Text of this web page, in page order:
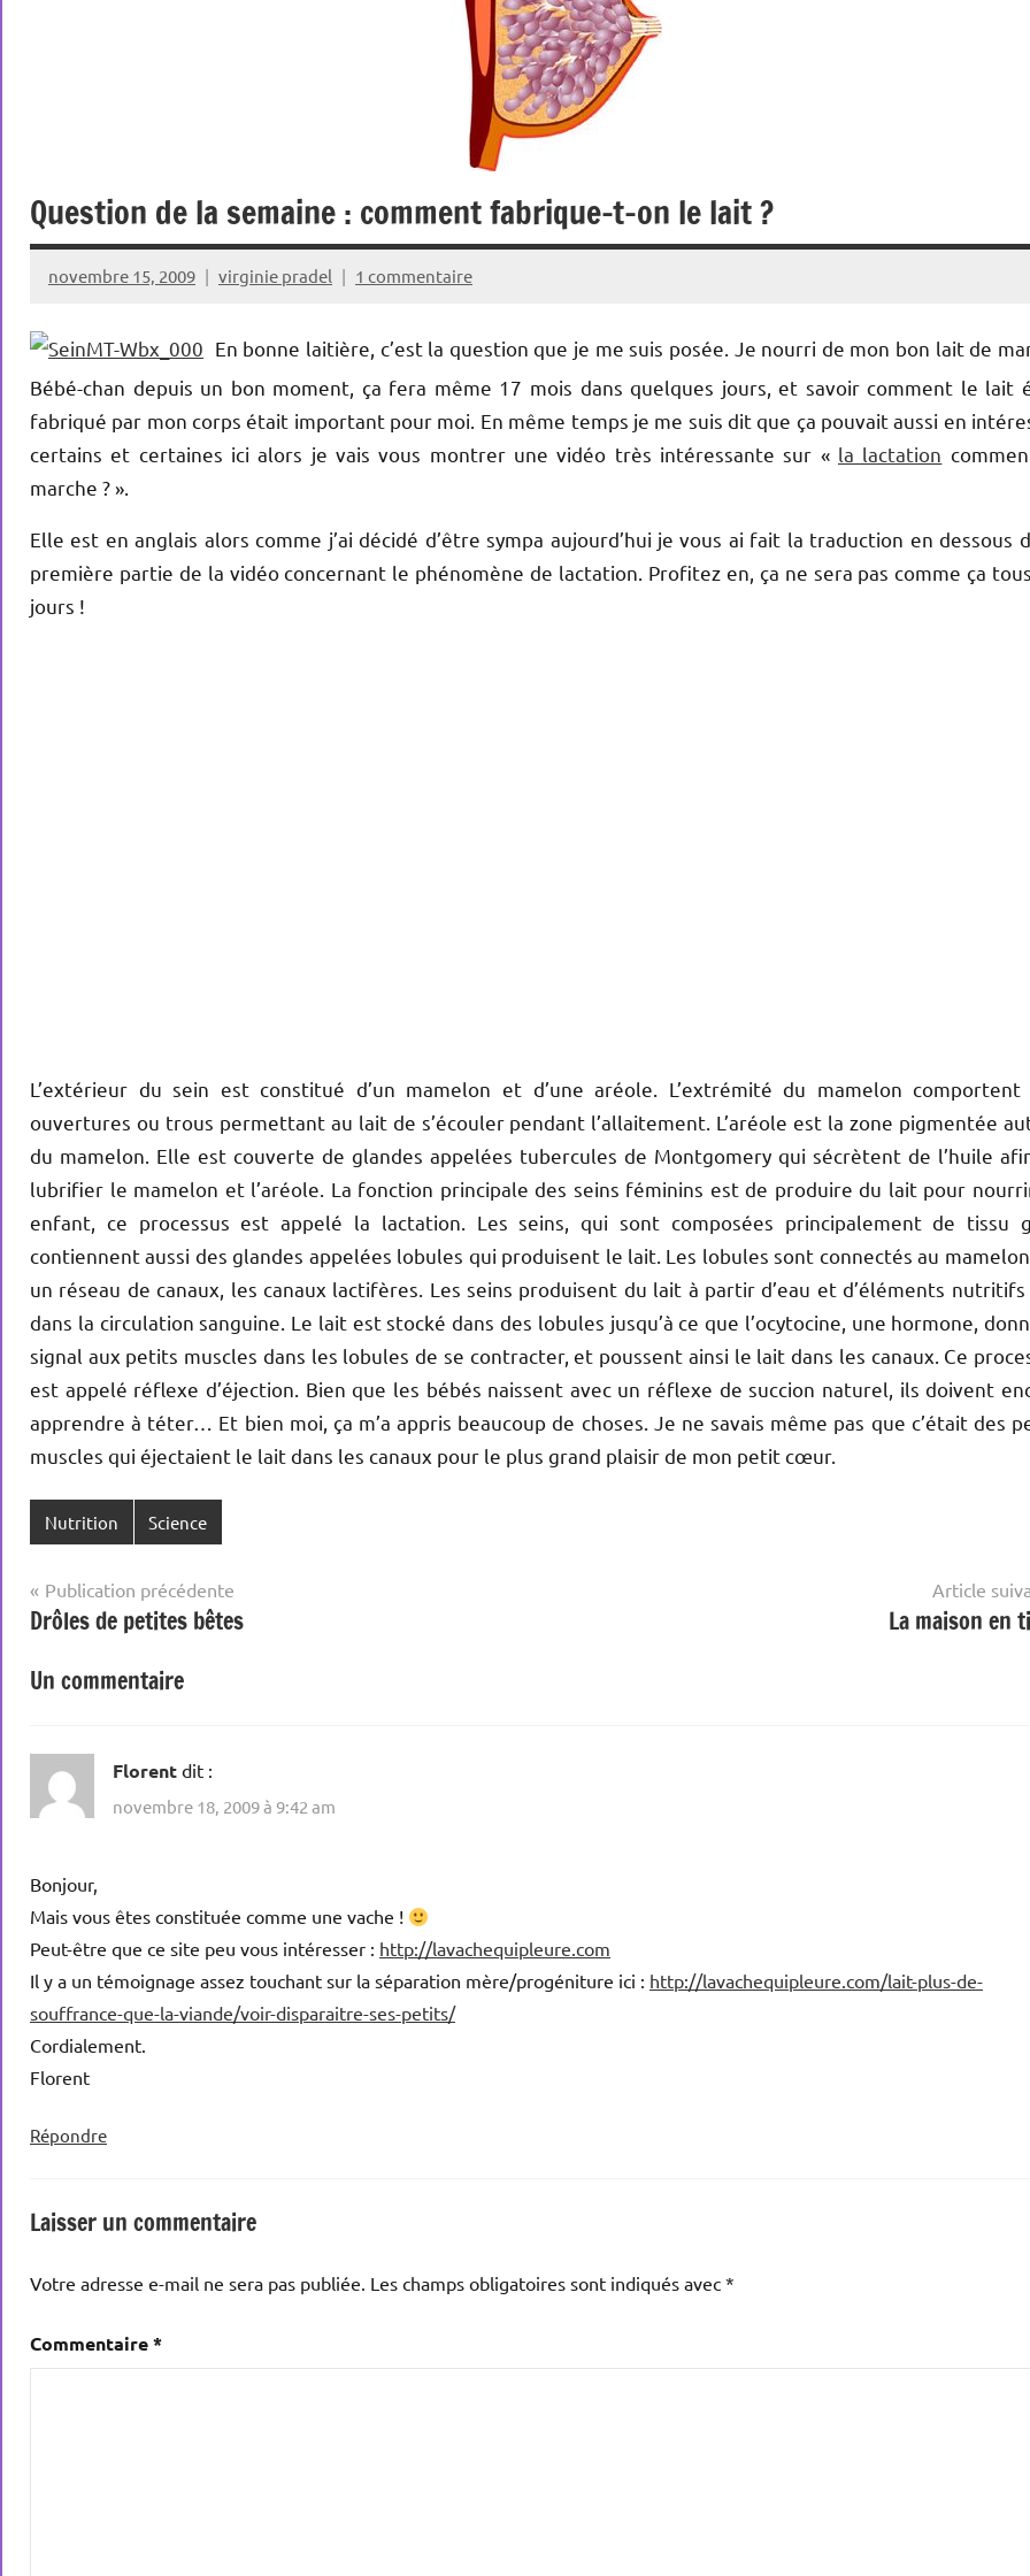
Question de la semaine : comment fabrique-t-on le lait ?
novembre 15, 2009 virginie pradel 1 commentaire
En bonne laitière, c’est la question que je me suis posée. Je nourri de mon bon lait de
Bébé-chan depuis un bon moment, ça fera même 17 mois dans quelques jours, et savoir comment le lait
fabriqué par mon corps était important pour moi. En même temps je me suis dit que ça pouvait aussi en
certains et certaines ici alors je vais vous montrer une vidéo très intéressante sur « la lactation
marche ? ».
Elle est en anglais alors comme j’ai décidé d’être sympa aujourd’hui je vous ai fait la traduction en dessous
première partie de la vidéo concernant le phénomène de lactation. Profitez en, ça ne sera pas comme ça
jours !
L’extérieur du sein est constitué d’un mamelon et d’une aréole. L’extrémité du mamelon comportent
ouvertures ou trous permettant au lait de s’écouler pendant l’allaitement. L’aréole est la zone pigmentée
du mamelon. Elle est couverte de glandes appelées tubercules de Montgomery qui sécrètent de l’huile
lubrifier le mamelon et l’aréole. La fonction principale des seins féminins est de produire du lait pour
enfant, ce processus est appelé la lactation. Les seins, qui sont composées principalement de tissu
contiennent aussi des glandes appelées lobules qui produisent le lait. Les lobules sont connectés au
un réseau de canaux, les canaux lactifères. Les seins produisent du lait à partir d’eau et d’éléments nutritifs
dans la circulation sanguine. Le lait est stocké dans des lobules jusqu’à ce que l’ocytocine, une hormone,
signal aux petits muscles dans les lobules de se contracter, et poussent ainsi le lait dans les canaux. Ce
est appelé réflexe d’éjection. Bien que les bébés naissent avec un réflexe de succion naturel, ils doivent
apprendre à téter… Et bien moi, ça m’a appris beaucoup de choses. Je ne savais même pas que c’était des
muscles qui éjectaient le lait dans les canaux pour le plus grand plaisir de mon petit cœur.
Nutrition Science
Navigation
de
l’article
Publication précédente
Drôles de petites bêtes
Article
La maison en
Un commentaire
Florent dit :
novembre 18, 2009 à 9:42 am
Bonjour,
Mais vous êtes constituée comme une vache !
Peut-être que ce site peu vous intéresser : http://lavachequipleure.com
Il y a un témoignage assez touchant sur la séparation mère/progéniture ici : http://lavachequipleure.com/lait-plus-de-
souffrance-que-la-viande/voir-disparaitre-ses-petits/
Cordialement.
Florent
Répondre
Laisser un commentaire
Votre adresse e-mail ne sera pas publiée. Les champs obligatoires sont indiqués avec *
Commentaire*